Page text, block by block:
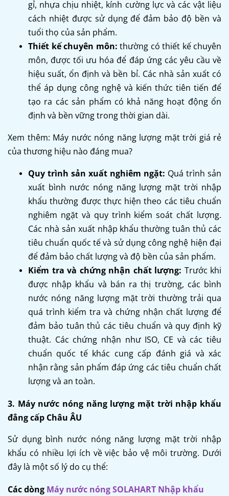
gỉ, nhựa chịu nhiệt, kính cường lực và các vật liệu
cách nhiệt được sử dụng để đảm bảo độ bền và
tuổi thọ của sản phẩm.
Thiết kế chuyên môn: thường có thiết kế chuyên
môn, được tối ưu hóa để đáp ứng các yêu cầu về
hiệu suất, ổn định và bền bỉ. Các nhà sản xuất có
thể áp dụng công nghệ và kiến thức tiên tiến để
tạo ra các sản phẩm có khả năng hoạt động ổn
định và bền vững trong thời gian dài.
Xem thêm: Máy nước nóng năng lượng mặt trời giá rẻ
của thương hiệu nào đáng mua?
Quy trình sản xuất nghiêm ngặt: Quá trình sản
xuất bình nước nóng năng lượng mặt trời nhập
khẩu thường được thực hiện theo các tiêu chuẩn
nghiêm ngặt và quy trình kiểm soát chất lượng.
Các nhà sản xuất nhập khẩu thường tuân thủ các
tiêu chuẩn quốc tế và sử dụng công nghệ hiện đại
để đảm bảo chất lượng và độ bền của sản phẩm.
Kiểm tra và chứng nhận chất lượng: Trước khi
được nhập khẩu và bán ra thị trường, các bình
nước nóng năng lượng mặt trời thường trải qua
quá trình kiểm tra và chứng nhận chất lượng để
đảm bảo tuân thủ các tiêu chuẩn và quy định kỹ
thuật. Các chứng nhận như ISO, CE và các tiêu
chuẩn quốc tế khác cung cấp đánh giá và xác
nhận rằng sản phẩm đáp ứng các tiêu chuẩn chất
lượng và an toàn.
3. Máy nước nóng năng lượng mặt trời nhập khẩu
đẳng cấp Châu ÂU
Sử dụng bình nước nóng năng lượng mặt trời nhập
khẩu có nhiều lợi ích về việc bảo vệ môi trường. Dưới
đây là một số lý do cụ thể:
Các dòng Máy nước nóng SOLAHART Nhập khẩu